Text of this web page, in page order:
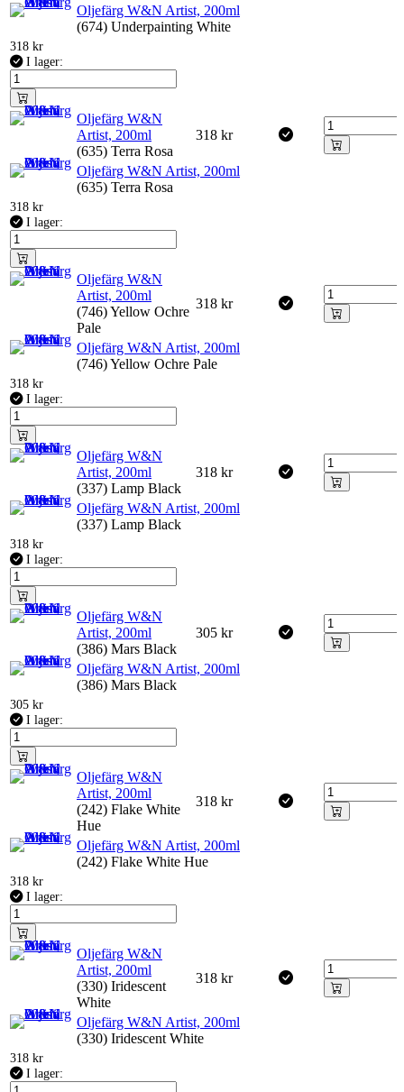
Oljefärg W&N Artist, 200ml
(674) Underpainting White
318 kr
I lager:
Oljefärg W&N
Artist, 200ml
(635) Terra Rosa
318 kr
Oljefärg W&N Artist, 200ml
(635) Terra Rosa
318 kr
I lager:
Oljefärg W&N
Artist, 200ml
(746) Yellow Ochre
Pale
318 kr
Oljefärg W&N Artist, 200ml
(746) Yellow Ochre Pale
318 kr
I lager:
Oljefärg W&N
Artist, 200ml
(337) Lamp Black
318 kr
Oljefärg W&N Artist, 200ml
(337) Lamp Black
318 kr
I lager:
Oljefärg W&N
Artist, 200ml
(386) Mars Black
305 kr
Oljefärg W&N Artist, 200ml
(386) Mars Black
305 kr
I lager:
Oljefärg W&N
Artist, 200ml
(242) Flake White
Hue
318 kr
Oljefärg W&N Artist, 200ml
(242) Flake White Hue
318 kr
I lager:
Oljefärg W&N
Artist, 200ml
(330) Iridescent
White
318 kr
Oljefärg W&N Artist, 200ml
(330) Iridescent White
318 kr
I lager: